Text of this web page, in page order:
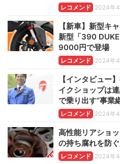
レコメンド 2024年
【新車】新型キ
新型「390
9000円で登場
レコメンド 2024年
【インタビュー
イクショップは
で乗り出す“事業
レコメンド 2024年
高性能リアショ
の持ち腐れを防
レコメンド 2024年